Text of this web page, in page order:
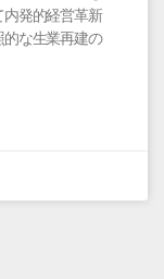
発的経営革新
な生業再建の